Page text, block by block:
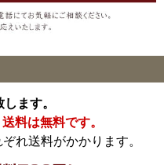
ます。
料は無料です。
れ送料がかかります。